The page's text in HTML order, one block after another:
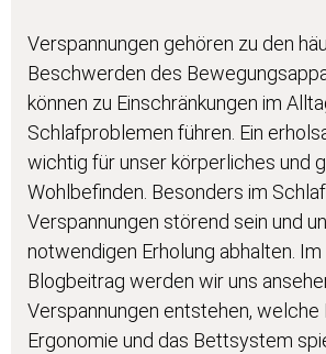
Verspannungen gehören zu den
Beschwerden des
können zu Einschränkungen im
Schlafproblemen führen. Ein
wichtig für unser körperliches und
Wohlbefinden. Besonders im
Verspannungen störend sein und
notwendigen Erholung abhalten.
Blogbeitrag werden wir uns
Verspannungen entstehen, welche
Ergonomie und das Bettsystem